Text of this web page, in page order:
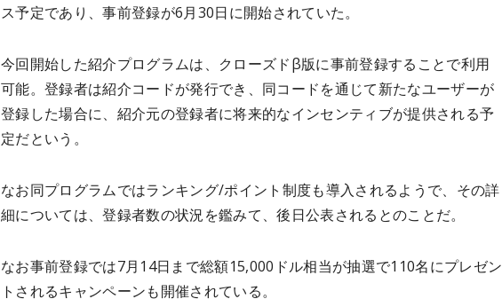
ス予定であり、事前登録が6月30日に開始されていた。
今回開始した紹介プログラムは、クローズドβ版に事前登録することで利用
可能。登録者は紹介コードが発行でき、同コードを通じて新たなユーザーが
登録した場合に、紹介元の登録者に将来的なインセンティブが提供される予
定だという。
なお同プログラムではランキング/ポイント制度も導入されるようで、その詳
細については、登録者数の状況を鑑みて、後日公表されるとのことだ。
なお事前登録では7月14日まで総額15,000ドル相当が抽選で110名にプレゼン
トされるキャンペーンも開催されている。